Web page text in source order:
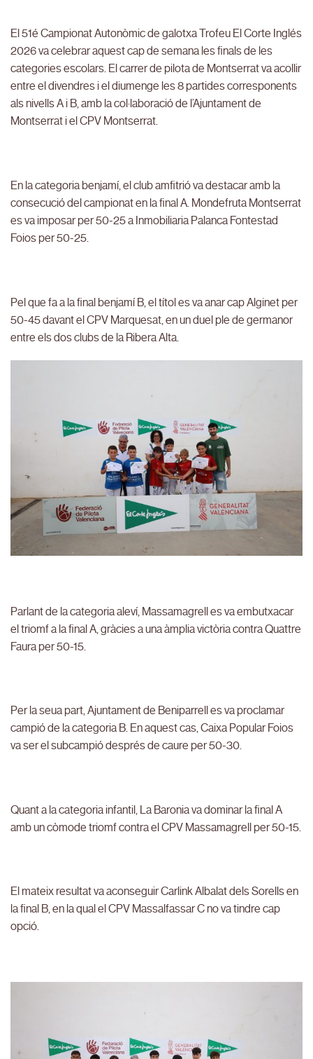
El 51é Campionat Autonòmic de galotxa Trofeu El Corte Inglés
2026 va celebrar aquest cap de semana les finals de les
categories escolars. El carrer de pilota de Montserrat va acollir
entre el divendres i el diumenge les 8 partides corresponents
als nivells A i B, amb la col·laboració de l’Ajuntament de
Montserrat i el CPV Montserrat.
En la categoria benjamí, el club amfitrió va destacar amb la
consecució del campionat en la final A. Mondefruta Montserrat
es va imposar per 50-25 a Inmobiliaria Palanca Fontestad
Foios per 50-25.
Pel que fa a la final benjamí B, el títol es va anar cap Alginet per
50-45 davant el CPV Marquesat, en un duel ple de germanor
entre els dos clubs de la Ribera Alta.
Parlant de la categoria aleví, Massamagrell es va embutxacar
el triomf a la final A, gràcies a una àmplia victòria contra Quattre
Faura per 50-15.
Per la seua part, Ajuntament de Beniparrell es va proclamar
campió de la categoria B. En aquest cas, Caixa Popular Foios
va ser el subcampió després de caure per 50-30.
Quant a la categoria infantil, La Baronia va dominar la final A
amb un còmode triomf contra el CPV Massamagrell per 50-15.
El mateix resultat va aconseguir Carlink Albalat dels Sorells en
la final B, en la qual el CPV Massalfassar C no va tindre cap
opció.